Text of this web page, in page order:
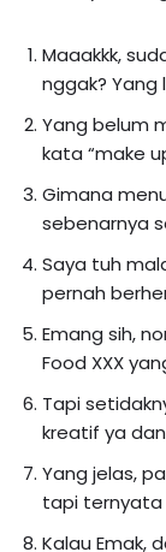
Maaakkk,
nggak? Yang
Yang belum
kata “make
Gimana
sebenarnya
Saya tuh
pernah
Emang sih,
Food XXX
Tapi
kreatif ya
Yang jelas,
tapi ternyata
Kalau Emak,